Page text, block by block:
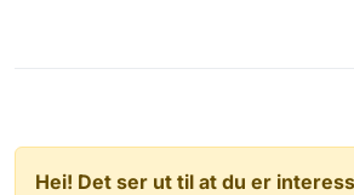
Hei! Det ser ut til at du er